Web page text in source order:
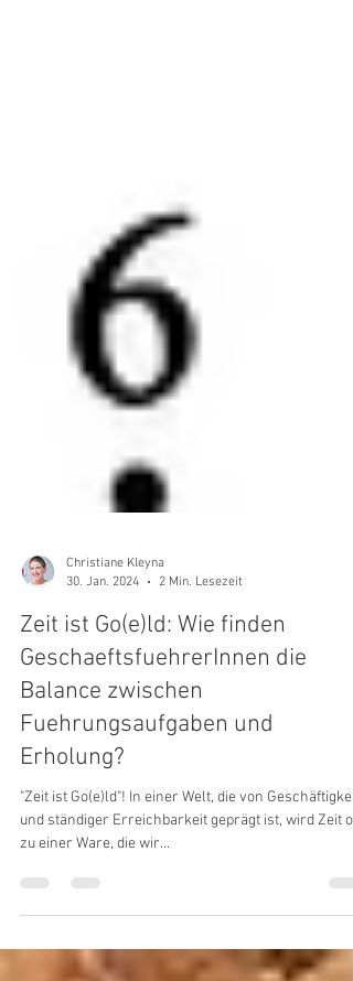
Christiane Kleyna
30. Jan. 2024
2 Min. Lesezeit
Zeit ist Go(e)ld: Wie finden
GeschaeftsfuehrerInnen die
Balance zwischen
Fuehrungsaufgaben und
Erholung?
und ständiger Erreichbarkeit geprägt ist, wird Zeit oft